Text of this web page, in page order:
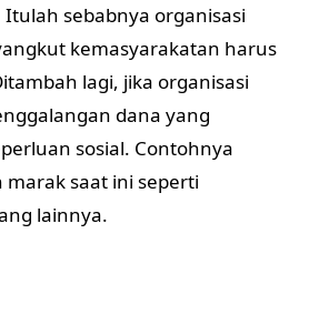
sebabnya organisasi
kemasyarakatan harus
lagi, jika organisasi
dana yang
sosial. Contohnya
saat ini seperti
lainnya.